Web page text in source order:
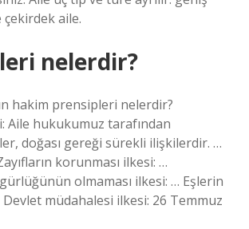
çekirdek aile.
nelerdir?
hakim prensipleri nelerdir?
Aile hukukumuz tarafından
doğası gereği sürekli ilişkilerdir. …
korunması ilkesi: …
olmaması ilkesi: … Eşlerin
müdahalesi ilkesi: 26 Temmuz